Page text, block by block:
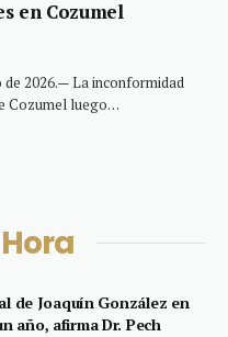
en Cozumel
de 2026.— La inconformidad
Cozumel luego…
de Joaquín González en
año, afirma Dr. Pech